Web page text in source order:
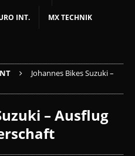
INT. MX TECHNIK
Johannes Bikes Suzuki –
– Ausflug